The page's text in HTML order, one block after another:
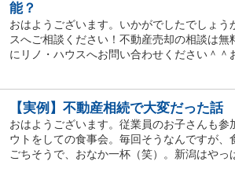
能？
おはようございます。いかがでしたでしょう
スへご相談ください！不動産売却の相談は無
にリノ・ハウスへお問い合わせください＾＾
【実例】不動産相続で大変だった話
おはようございます。従業員のお子さんも参
ウトをしての食事会。毎回そうなんですが、
ごちそうで、おなか一杯（笑）。新潟はやっ